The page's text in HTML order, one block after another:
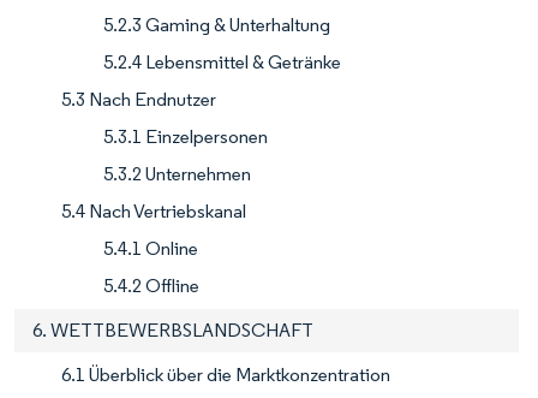
5.2.3 Gaming & Unterhaltung
5.2.4 Lebensmittel & Getränke
5.3 Nach Endnutzer
5.3.1 Einzelpersonen
5.3.2 Unternehmen
5.4 Nach Vertriebskanal
5.4.1 Online
5.4.2 Offline
6. WETTBEWERBSLANDSCHAFT
6.1 Überblick über die Marktkonzentration